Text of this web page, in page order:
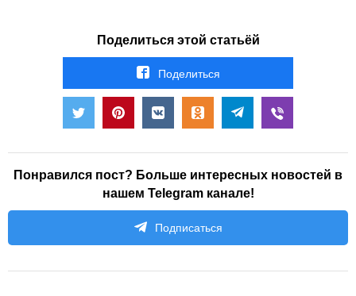
Поделиться этой статьёй
Поделиться
Понравился пост? Больше интересных новостей в
нашем Telegram канале!
Подписаться